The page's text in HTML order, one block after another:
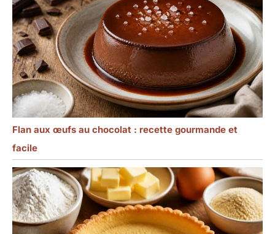
Flan aux œufs au chocolat : recette gourmande et
facile